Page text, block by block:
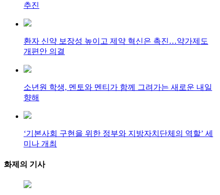
추진
환자 신약 보장성 높이고 제약 혁신은 촉진…약가제도
개편안 의결
소년원 학생, 멘토와 멘티가 함께 그려가는 새로운 내일
향해
‘기본사회 구현을 위한 정부와 지방자치단체의 역할’ 세
미나 개최
화제의 기사